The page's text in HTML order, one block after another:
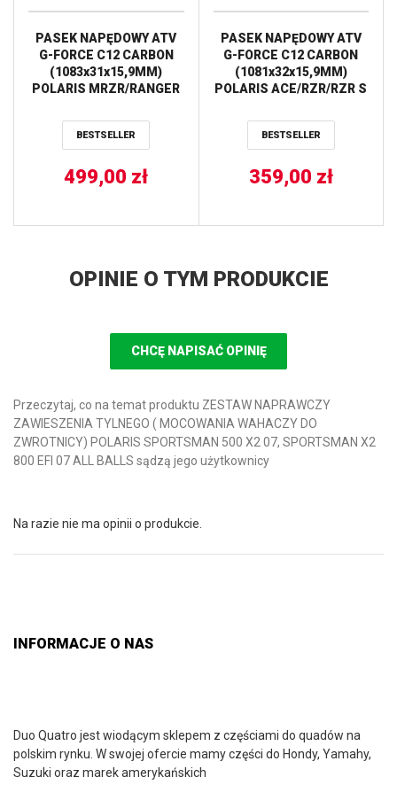
PASEK NAPĘDOWY ATV
G-FORCE C12 CARBON
(1083x31x15,9MM)
POLARIS MRZR/RANGER
RZR XP 1000 ’14
(21C4140) GATES
BESTSELLER
499,00 zł
PASEK NAPĘDOWY ATV
G-FORCE C12 CARBON
(1081x32x15,9MM)
POLARIS ACE/RZR/RZR S
(26C4140) GATES
BESTSELLER
359,00 zł
OPINIE O TYM PRODUKCIE
CHCĘ NAPISAĆ OPINIĘ
Przeczytaj, co na temat produktu ZESTAW NAPRAWCZY
ZAWIESZENIA TYLNEGO ( MOCOWANIA WAHACZY DO
ZWROTNICY) POLARIS SPORTSMAN 500 X2 07, SPORTSMAN X2
800 EFI 07 ALL BALLS sądzą jego użytkownicy
Na razie nie ma opinii o produkcie.
INFORMACJE O NAS
Duo Quatro jest wiodącym sklepem z częściami do quadów na
polskim rynku. W swojej ofercie mamy części do Hondy, Yamahy,
Suzuki oraz marek amerykańskich